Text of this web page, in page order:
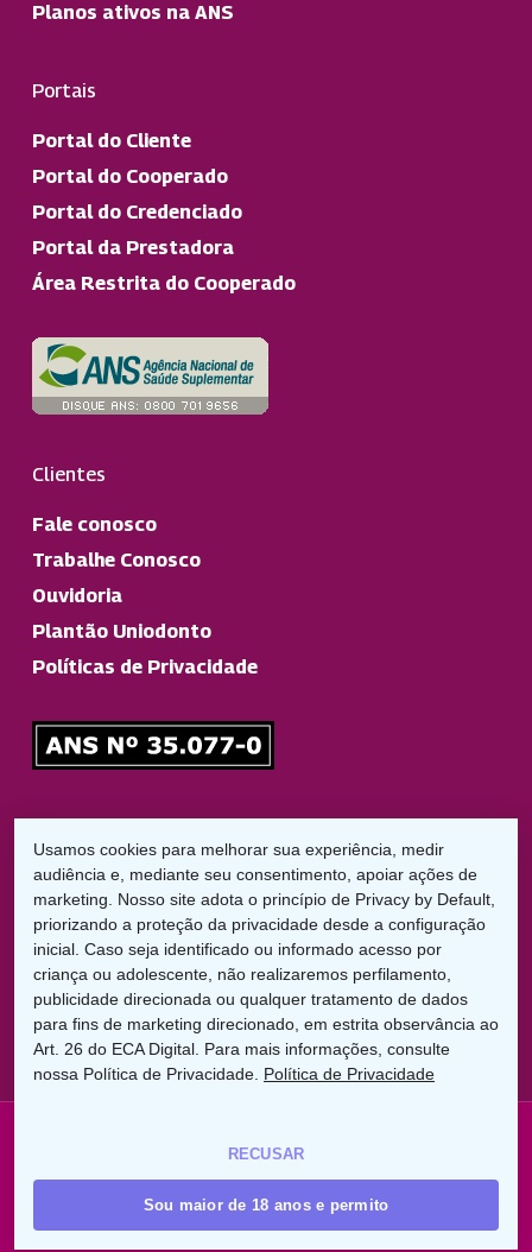
Planos ativos na ANS
Portais
Portal do Cliente
Portal do Cooperado
Portal do Credenciado
Portal da Prestadora
Área Restrita do Cooperado
Clientes
Fale conosco
Trabalhe Conosco
Ouvidoria
Plantão Uniodonto
Políticas de Privacidade
Dr. Diego Garbelini Lorena
CRO/PR: 21826
LGPD:
Encarregado de Proteção de Dados
Cláudio C. Braga
dpo@uniodontolondrina.coop.br
facebook
Usamos cookies para melhorar sua experiência, medir
audiência e, mediante seu consentimento, apoiar ações de
marketing. Nosso site adota o princípio de Privacy by Default,
priorizando a proteção da privacidade desde a configuração
inicial. Caso seja identificado ou informado acesso por
criança ou adolescente, não realizaremos perfilamento,
publicidade direcionada ou qualquer tratamento de dados
para fins de marketing direcionado, em estrita observância ao
Art. 26 do ECA Digital. Para mais informações, consulte
nossa Política de Privacidade. Política de Privacidade
RECUSAR
Sou maior de 18 anos e permito